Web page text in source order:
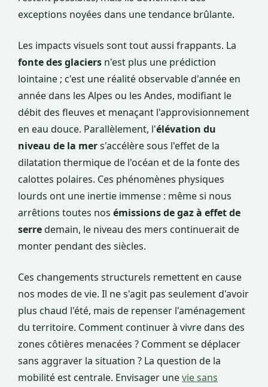
exceptions noyées dans une tendance brûlante.
Les impacts visuels sont tout aussi frappants. La
fonte des glaciers n'est plus une prédiction
lointaine ; c'est une réalité observable d'année en
année dans les Alpes ou les Andes, modifiant le
débit des fleuves et menaçant l'approvisionnement
en eau douce. Parallèlement, l'élévation du
niveau de la mers'accélère sous l'effet de la
dilatation thermique de l'océan et de la fonte des
calottes polaires. Ces phénomènes physiques
lourds ont une inertie immense : même si nous
arrêtions toutes nos émissions de gaz à effet de
serredemain, le niveau des mers continuerait de
monter pendant des siècles.
Ces changements structurels remettent en cause
nos modes de vie. Il ne s'agit pas seulement d'avoir
plus chaud l'été, mais de repenser l'aménagement
du territoire. Comment continuer à vivre dans des
zones côtières menacées ? Comment se déplacer
sans aggraver la situation ? La question de la
mobilité est centrale. Envisager unevie sans